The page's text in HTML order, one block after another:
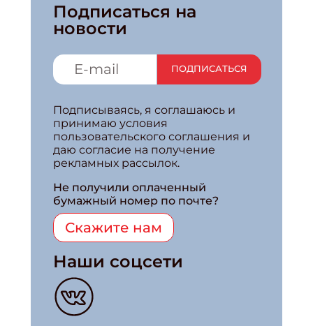
Подписаться на
новости
ПОДПИСАТЬСЯ
Подписываясь, я соглашаюсь и
принимаю условия
пользовательского соглашения и
даю согласие на получение
рекламных рассылок.
Не получили оплаченный
бумажный номер по почте?
Скажите нам
Наши соцсети